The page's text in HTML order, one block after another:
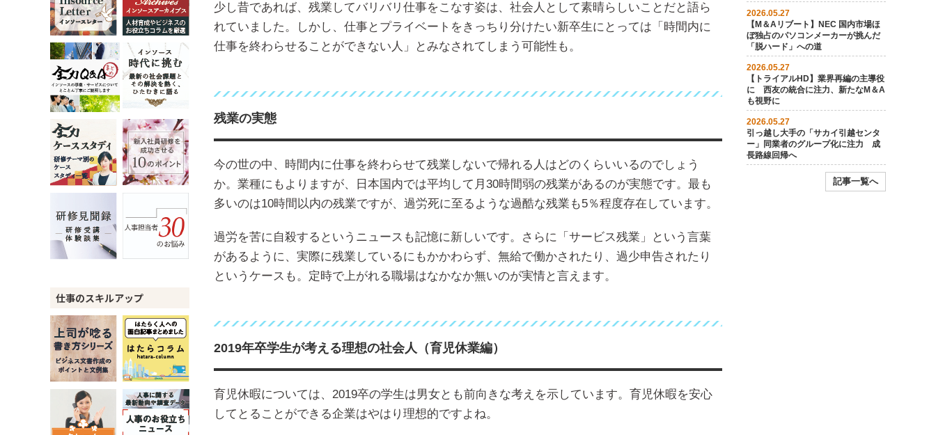
少し昔であれば、残業してバリバリ仕事をこなす姿は、社会人として素晴らしいことだと語ら
れていました。しかし、仕事とプライベートをきっちり分けたい新卒生にとっては「時間内に
仕事を終わらせることができない人」とみなされてしまう可能性も。
残業の実態
今の世の中、時間内に仕事を終わらせて残業しないで帰れる人はどのくらいいるのでしょう
か。業種にもよりますが、日本国内では平均して月30時間弱の残業があるのが実態です。最も
多いのは10時間以内の残業ですが、過労死に至るような過酷な残業も5％程度存在しています。
過労を苦に自殺するというニュースも記憶に新しいです。さらに「サービス残業」という言葉
があるように、実際に残業しているにもかかわらず、無給で働かされたり、過少申告されたり
というケースも。定時で上がれる職場はなかなか無いのが実情と言えます。
2019年卒学生が考える理想の社会人（育児休業編）
育児休暇については、2019卒の学生は男女とも前向きな考えを示しています。育児休暇を安心
してとることができる企業はやはり理想的ですよね。
2026.05.27
【M＆A リブート】NEC 国内市場ほ
ぼ独占のパソコンメーカーが挑んだ
「脱ハード」への道
2026.05.27
【トライアルHD】業界再編の主導役
に 西友の統合に注力、新たなM＆A
も視野に
2026.05.27
引っ越し大手の「サカイ引越センタ
ー」同業者のグループ化に注力 成
長路線回帰へ
記事一覧へ
仕事のスキルアップ